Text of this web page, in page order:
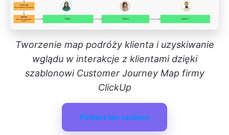
Tworzenie map podróży klienta i uzyskiwanie
wglądu w interakcje z klientami dzięki
szablonowi Customer Journey Map firmy
ClickUp
Pobierz ten szablon